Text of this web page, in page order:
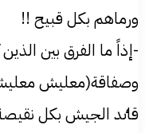
ورماهم بكل قبيح !!
-إذاً ما الفرق بين
وصفاقة(معليش
قاٸد الجيش بكل